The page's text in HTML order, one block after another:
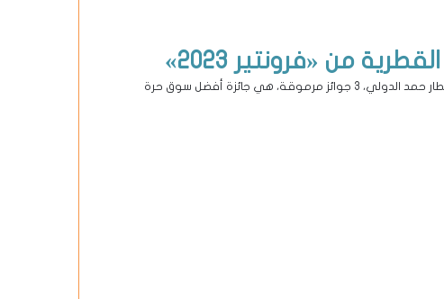
حصدت السوق الحرة القطرية، مالك ومشغل منافذ التسوق بمطار حمد الدولي، 3 جوائز مرموقة، هي جائزة أفضل سوق حرة